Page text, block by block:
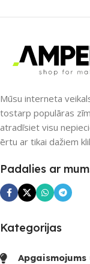
PIEEJAMS
SKAITS
Mūsu interneta
tostarp populāras
atradīsiet visu
ērtu ar tikai dažiem
Padalies ar
Kategorijas